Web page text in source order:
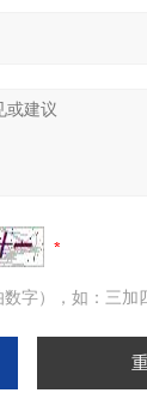
字），如：三加